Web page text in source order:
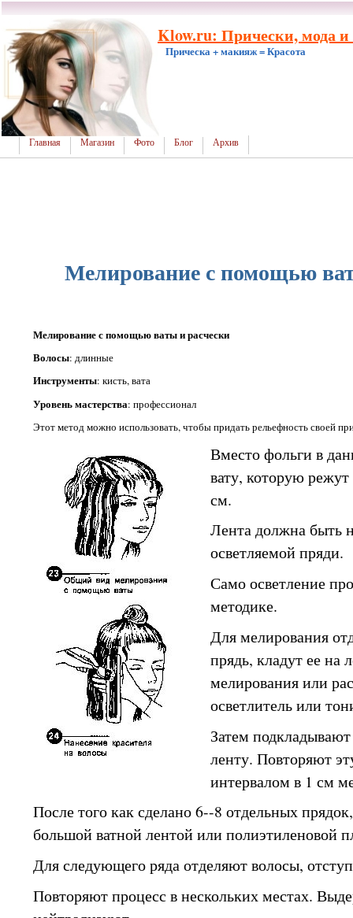
Klow.ru: Прически, мода и
Прическа + макияж = Красота
Главная Магазин Фото Блог Архив
Мелирование с помощью
Мелирование с помощью ваты и расчески
Волосы: длинные
Инструменты: кисть, вата
Уровень мастерства: профессионал
Этот метод можно использовать, чтобы придать рельефность своей
Вместо фольги в
вату, которую
см.
Лента должна быть
осветляемой пряди.
Само осветление
методике.
Для мелирования
прядь, кладут ее на
мелирования или
осветлитель или
Затем
ленту. Повторяют
интервалом в 1 см
После того как сделано 6--8 отдельных
большой ватной лентой или полиэтиленовой
Для следующего ряда отделяют волосы,
Повторяют процесс в нескольких местах.